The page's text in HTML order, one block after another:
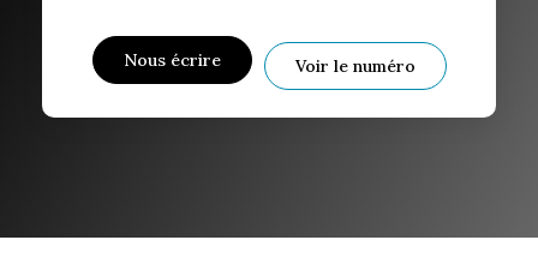
Nous écrire Voir le numéro